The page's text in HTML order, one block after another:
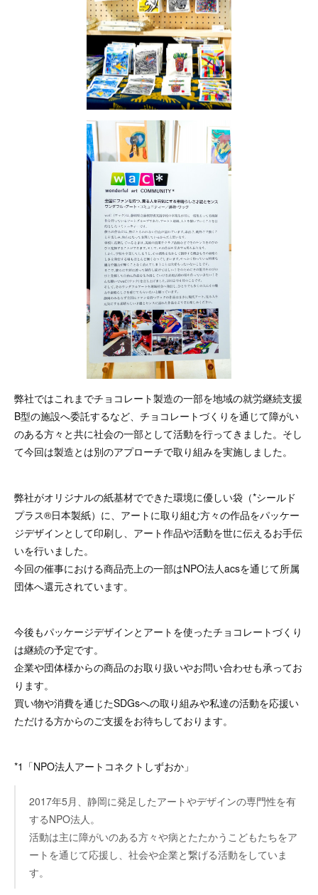
弊社ではこれまでチョコレート製造の一部を地域の就労継続支援
B型の施設へ委託するなど、チョコレートづくりを通じて障がい
のある方々と共に社会の一部として活動を行ってきました。そし
て今回は製造とは別のアプローチで取り組みを実施しました。
弊社がオリジナルの紙基材でできた環境に優しい袋（*シールド
プラス®日本製紙）に、アートに取り組む方々の作品をパッケー
ジデザインとして印刷し、アート作品や活動を世に伝えるお手伝
いを行いました。
今回の催事における商品売上の一部はNPO法人acsを通じて所属
団体へ還元されています。
今後もパッケージデザインとアートを使ったチョコレートづくり
は継続の予定です。
企業や団体様からの商品のお取り扱いやお問い合わせも承ってお
ります。
買い物や消費を通じたSDGsへの取り組みや私達の活動を応援い
ただける方からのご支援をお待ちしております。
*1「NPO法人アートコネクトしずおか」
2017年5月、静岡に発足したアートやデザインの専門性を有
するNPO法人。
活動は主に障がいのある方々や病とたたかうこどもたちをア
ートを通じて応援し、社会や企業と繋げる活動をしていま
す。